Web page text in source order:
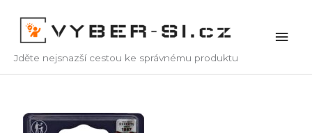
obsah
Jděte nejsnazší cestou ke správnému produktu